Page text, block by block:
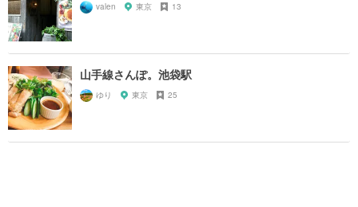
valen 東京 13
山手線さんぽ。池袋駅
ゆり 東京 25